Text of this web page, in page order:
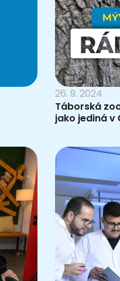
26. 9. 2024
Táborská
jako jediná v